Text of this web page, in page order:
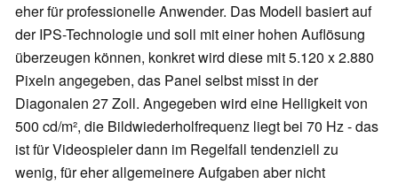
eher für professionelle Anwender. Das Modell basiert auf
der IPS-Technologie und soll mit einer hohen Auflösung
überzeugen können, konkret wird diese mit 5.120 x 2.880
Pixeln angegeben, das Panel selbst misst in der
Diagonalen 27 Zoll. Angegeben wird eine Helligkeit von
500 cd/m², die Bildwiederholfrequenz liegt bei 70 Hz - das
ist für Videospieler dann im Regelfall tendenziell zu
wenig, für eher allgemeinere Aufgaben aber nicht